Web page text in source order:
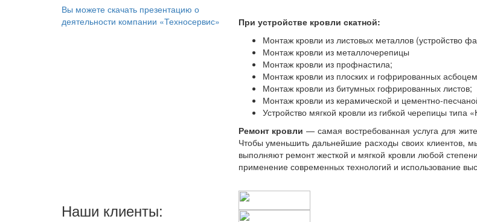
Вы можете скачать презентацию о
деятельности компании «Техносервис»
При устройстве кровли скатной:
Монтаж кровли из листовых металлов (устройство
Монтаж кровли из металлочерепицы
Монтаж кровли из профнастила;
Монтаж кровли из плоских и гофрированных
Монтаж кровли из битумных гофрированных листов;
Монтаж кровли из керамической и цементно-
Устройство мягкой кровли из гибкой черепицы типа
Ремонт кровли — самая востребованная услуга для
Чтобы уменьшить дальнейшие расходы своих клиентов,
выполняют ремонт жесткой и мягкой кровли любой
применение современных технологий и использование
Наши клиенты: